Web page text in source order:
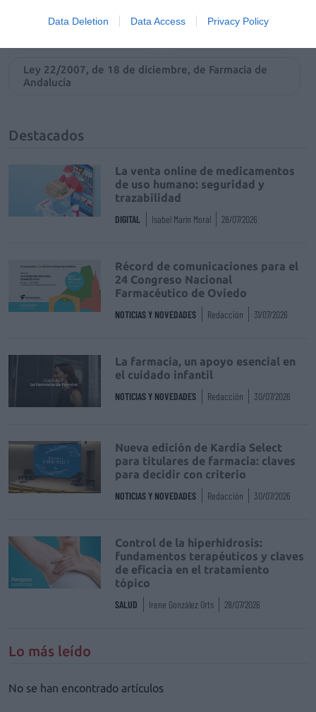
Data Deletion Data Access Privacy Policy
Ley 22/2007, de 18 de diciembre, de Farmacia de
Andalucía
Destacados
La venta online de medicamentos
de uso humano: seguridad y
trazabilidad
DIGITAL Isabel Marín Moral 28/07/2026
Récord de comunicaciones para el
24 Congreso Nacional
Farmacéutico de Oviedo
NOTICIAS Y NOVEDADES Redacción 31/07/2026
La farmacia, un apoyo esencial en
el cuidado infantil
NOTICIAS Y NOVEDADES Redacción 30/07/2026
Nueva edición de Kardia Select
para titulares de farmacia: claves
para decidir con criterio
NOTICIAS Y NOVEDADES Redacción 30/07/2026
Control de la hiperhidrosis:
fundamentos terapéuticos y claves
de eficacia en el tratamiento
tópico
SALUD Irene González Orts 28/07/2026
Lo más leído
No se han encontrado artículos